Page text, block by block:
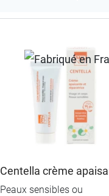
Centella crème
Peaux sensibles ou